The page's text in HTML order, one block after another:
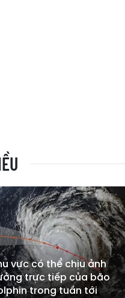
vực có thể chịu ảnh
trực tiếp của bão
trong tuần tới